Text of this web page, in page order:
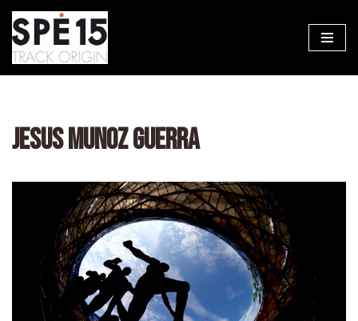
Aller
au
JESUS MUNOZ GUERRA